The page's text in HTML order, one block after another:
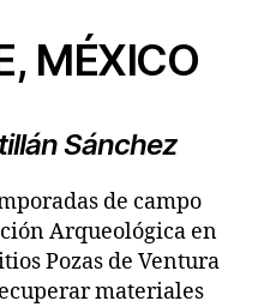
MÉXICO
Sánchez
de campo
Arqueológica en
Pozas de Ventura
materiales